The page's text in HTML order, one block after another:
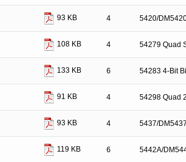
93 KB 4 5420/
108 KB 4 54279 Quad
133 KB 6 54283 4-Bit
91 KB 4 54298 Quad
93 KB 4 5437/
119 KB 6 5442A/